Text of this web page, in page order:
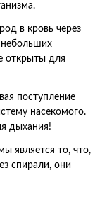
в кровь через
небольших
открыты для
поступление
насекомого.
дыхания!
является то, что,
спирали, они